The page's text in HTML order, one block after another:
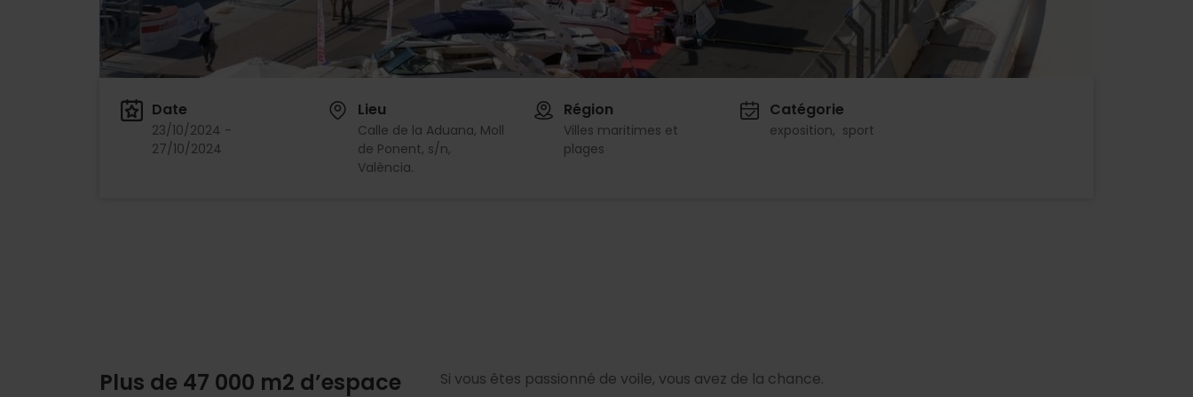
Date
23/10/2024 -
27/10/2024
Lieu
Calle de la Aduana, Moll
de Ponent, s/n,
València.
Région
Villes maritimes et
plages
Catégorie
exposition sport
Plus de 47 000 m2 d’espace
Si vous êtes passionné de voile, vous avez de la chance.